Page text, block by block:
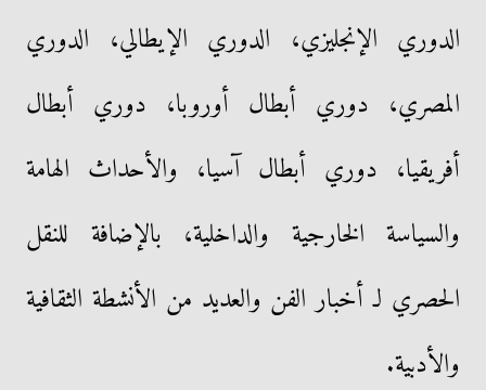
الدوري الإنجليزي، الدوري الإيطالي، الدوري
المصري، دوري أبطال أوروبا، دوري أبطال
أفريقيا، دوري أبطال آسيا، والأحداث الهامة
والسياسة الخارجية والداخلية، بالإضافة للنقل
الحصري لـ أخبار الفن والعديد من الأنشطة الثقافية
والأدبية.